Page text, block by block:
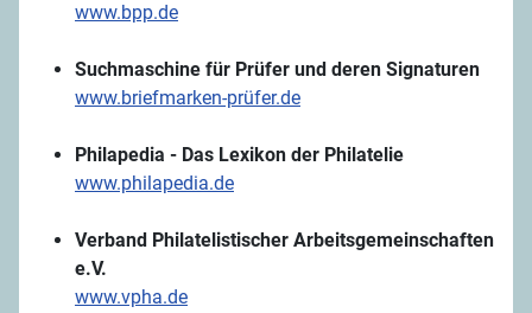
www.bpp.de
Suchmaschine für Prüfer und deren Signaturen
www.briefmarken-prüfer.de
Philapedia - Das Lexikon der Philatelie
www.philapedia.de
Verband Philatelistischer Arbeitsgemeinschaften
e.V.
www.vpha.de